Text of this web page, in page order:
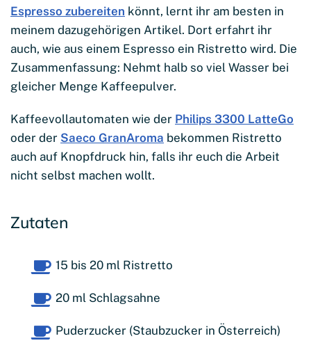
Espresso zubereiten könnt, lernt ihr am besten in
meinem dazugehörigen Artikel. Dort erfahrt ihr
auch, wie aus einem Espresso ein Ristretto wird. Die
Zusammenfassung: Nehmt halb so viel Wasser bei
gleicher Menge Kaffeepulver.
Kaffeevollautomaten wie der Philips 3300 LatteGo
oder der Saeco GranAroma bekommen Ristretto
auch auf Knopfdruck hin, falls ihr euch die Arbeit
nicht selbst machen wollt.
Zutaten
15 bis 20 ml Ristretto
20 ml Schlagsahne
Puderzucker (Staubzucker in Österreich)